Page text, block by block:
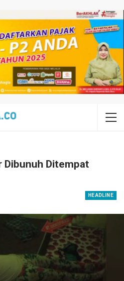
Dibunuh Ditempat
HEADLINE